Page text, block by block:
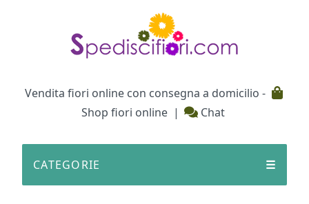
Vendita fiori online con consegna a domicilio -
Shop fiori online | Chat
CATEGORIE ☰